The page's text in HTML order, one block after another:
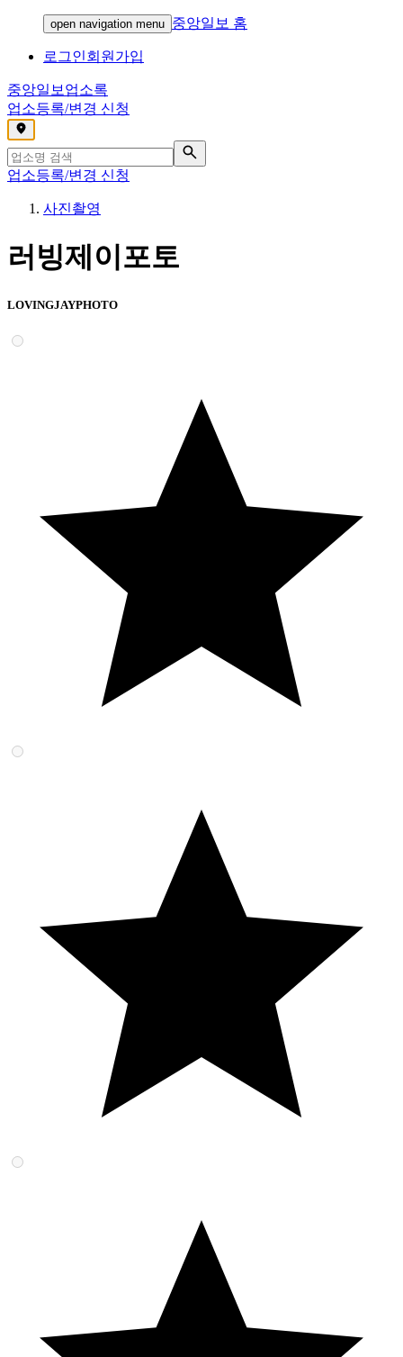
open navigation menu 중앙일보 홈
로그인회원가입
중앙일보 업소록
업소등록/변경 신청
,
업소등록/변경 신청
사진촬영
러빙제이포토
LOVINGJAYPHOTO